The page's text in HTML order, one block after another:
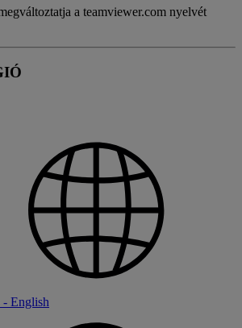
a teamviewer.com nyelvét
- English